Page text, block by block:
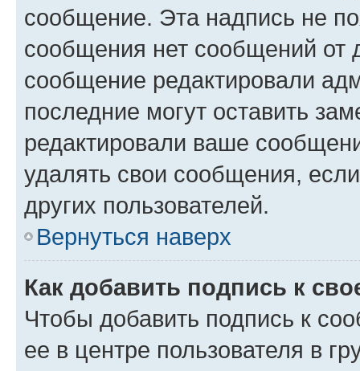
сообщение. Эта надпись не
сообщения нет сообщений от
сообщение редактировали
последние могут оставить
редактировали ваше
удалять свои сообщения,
других пользователей.
Вернуться наверх
Как добавить подпись к
Чтобы добавить подпись к
ее в центре пользователя в